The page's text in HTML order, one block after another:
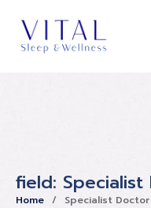
field: Specialist
Home / Specialist Doctor